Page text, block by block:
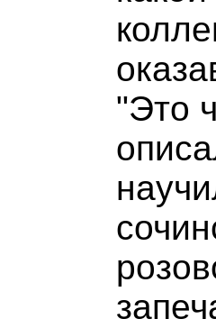
"Это